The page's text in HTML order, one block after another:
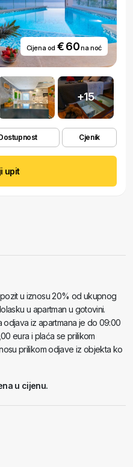
Cijena od € 60na noć
+15
Cjenik
upit
u iznosu 20% od ukupnog
u apartman u gotovini.
odjava iz apartmana je do 09:00
eura i plaća se prilikom
prilikom odjave iz objekta ko
u cijenu.